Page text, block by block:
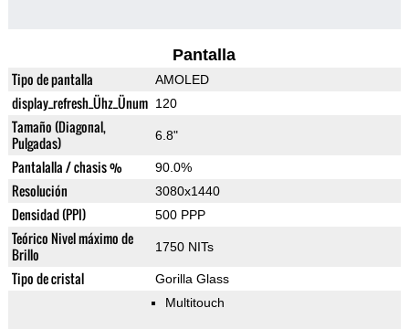
Pantalla
Tipo de pantalla AMOLED
display_refresh_Ühz_Ünum 120
Tamaño (Diagonal,
Pulgadas)
6.8"
Pantalalla / chasis % 90.0%
Resolución 3080x1440
Densidad (PPI) 500 PPP
Teórico Nivel máximo de
Brillo
1750 NITs
Tipo de cristal Gorilla Glass
Multitouch